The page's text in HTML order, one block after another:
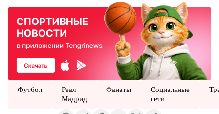
Футбол
Реал
Мадрид
Фанаты
Социальные
сети